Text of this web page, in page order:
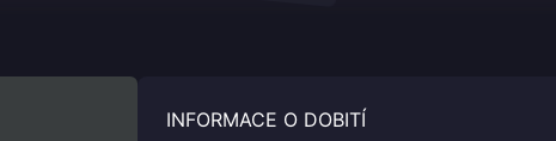
INFORMACE O DOBITÍ